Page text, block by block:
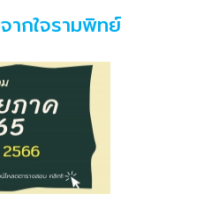
ากใจรามพิทย์